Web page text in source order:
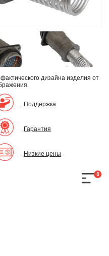
дизайна изделия от
Поддержка
Гарантия
Низкие цены
0